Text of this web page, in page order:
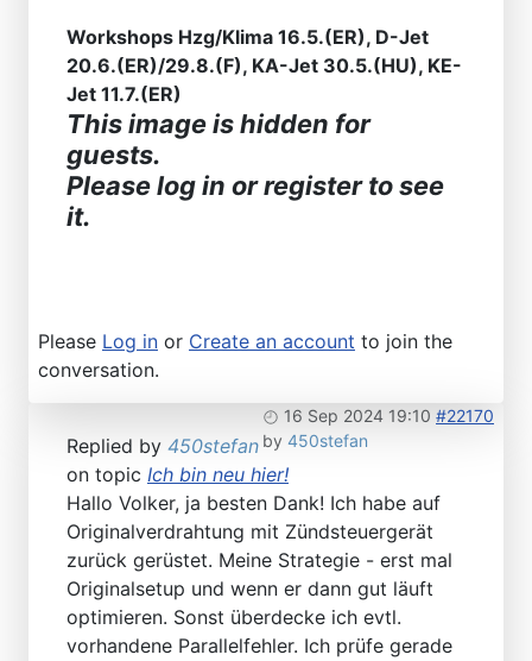
Workshops Hzg/Klima 16.5.(ER), D-Jet
20.6.(ER)/29.8.(F), KA-Jet 30.5.(HU), KE-
Jet 11.7.(ER)
This image is hidden for
guests.
Please log in or register to see
it.
Please Log in or Create an account to join the
conversation.
16 Sep 2024 19:10 #22170
by 450stefan
Replied by 450stefan
on topic Ich bin neu hier!
Hallo Volker, ja besten Dank! Ich habe auf
Originalverdrahtung mit Zündsteuergerät
zurück gerüstet. Meine Strategie - erst mal
Originalsetup und wenn er dann gut läuft
optimieren. Sonst überdecke ich evtl.
vorhandene Parallelfehler. Ich prüfe gerade